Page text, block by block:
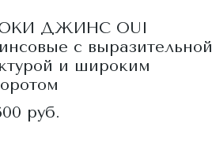
ДЖИНС OUI
с выразительной
и широким
руб.